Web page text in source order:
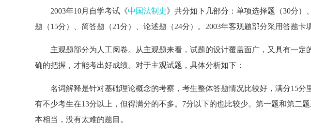
2003年10月自学考试《中国法制史》共分如下几部分：单项选择题（30分）
题（15分）、简答题（21分）、论述题（24分）。2003年客观题部分采用答题卡
主观题部分为人工阅卷。从主观题来看，试题的设计覆盖面广，又具有一定
确的把握，才能考出好成绩。对于主观试题，具体分析如下：
名词解释是针对基础理论概念的考察，考生整体答题情况比较好，满分15分
有不少考生在13分以上，但得满分的不多。7分以下的也比较少。第一题和第二
本相当，没有太难的题目。